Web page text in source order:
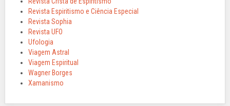
Revista Espiritismo e Ciência Especial
Revista Sophia
Revista UFO
Ufologia
Viagem Astral
Viagem Espiritual
Wagner Borges
Xamanismo